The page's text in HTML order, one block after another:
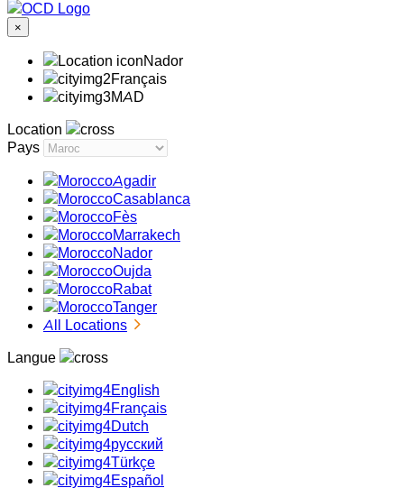
×
Nador
Français
MAD
Location
Pays
Agadir
Casablanca
Fès
Marrakech
Nador
Oujda
Rabat
Tanger
All Locations
Langue
English
Français
Dutch
русский
Türkçe
Español